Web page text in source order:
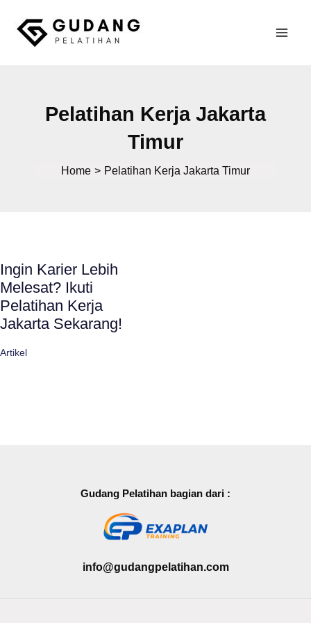
content
Pelatihan Kerja Jakarta
Timur
Home Pelatihan Kerja Jakarta Timur
Ingin Karier Lebih
Melesat? Ikuti
Pelatihan Kerja
Jakarta Sekarang!
Artikel
Gudang Pelatihan bagian dari :
info@gudangpelatihan.com